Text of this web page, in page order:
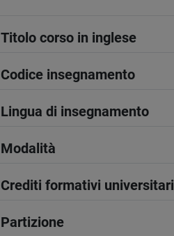
Titolo corso in inglese
Codice insegnamento
Lingua di insegnamento
Modalità
Crediti formativi universitari
Partizione